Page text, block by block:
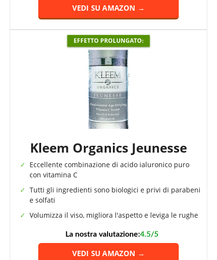
VEDI SU AMAZON →
EFFETTO PROLUNGATO:
Kleem Organics Jeunesse
Eccellente combinazione di acido ialuronico puro
con vitamina C
Tutti gli ingredienti sono biologici e privi di parabeni
e solfati
Volumizza il viso, migliora l'aspetto e leviga le rughe
La nostra valutazione:4.5/5
VEDI SU AMAZON →